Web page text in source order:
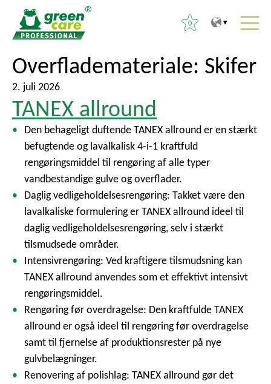
0
S
ø
g
f
:
Overflademateriale: Skifer
2. juli 2026
TANEX allround
Den behageligt duftende TANEX allround er en stærkt
befugtende og lavalkalisk 4-i-1 kraftfuld
rengøringsmiddel til rengøring af alle typer
vandbestandige gulve og overflader.
Daglig vedligeholdelsesrengøring: Takket være den
lavalkaliske formulering er TANEX allround ideel til
daglig vedligeholdelsesrengøring, selv i stærkt
tilsmudsede områder.
Intensivrengøring: Ved kraftigere tilsmudsning kan
TANEX allround anvendes som et effektivt intensivt
rengøringsmiddel.
Rengøring før overdragelse: Den kraftfulde TANEX
allround er også ideel til rengøring før overdragelse
samt til fjernelse af produktionsrester på nye
gulvbelægninger.
Renovering af polishlag: TANEX allround gør det